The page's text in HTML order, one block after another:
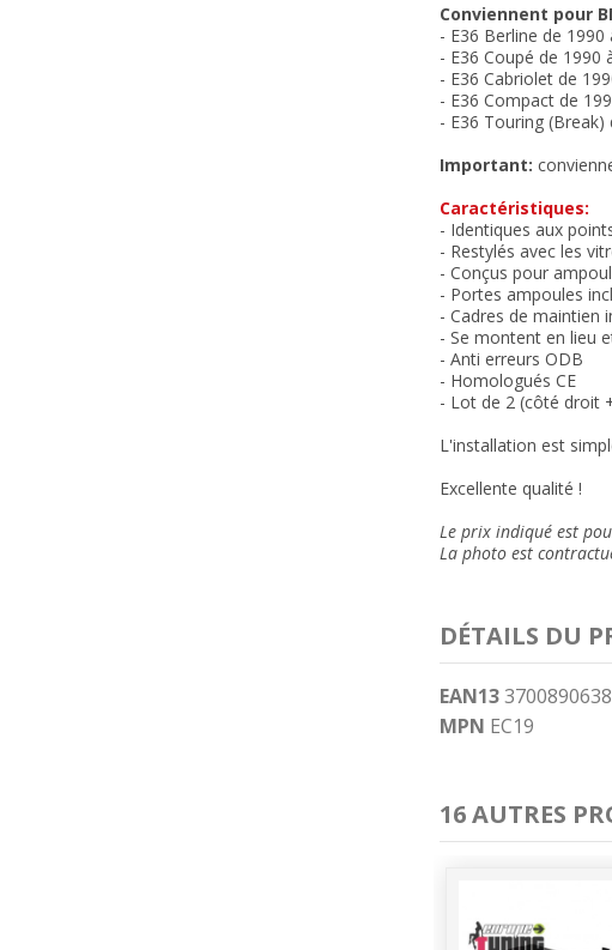
Conviennent pour
- E36 Berline de 1990
- E36 Coupé de 1990
- E36 Cabriolet de
- E36 Compact de
- E36 Touring (Break)
Important:
Caractéristiques:
- Identiques aux
- Restylés avec les
- Conçus pour
- Portes ampoules
- Cadres de maintien
- Se montent en lieu
- Anti erreurs ODB
- Homologués CE
- Lot de 2 (côté droit
L'installation est
Excellente qualité !
Le prix indiqué est
La photo est
DÉTAILS DU
EAN13
MPN EC19
16 AUTRES